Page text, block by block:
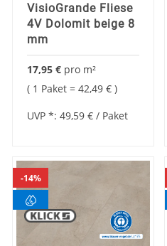
VisioGrande Fliese
4V Dolomit beige 8
mm
17,95 € pro m²
1 Paket = 42,49 €
UVP *: 49,59 € / Paket
14%